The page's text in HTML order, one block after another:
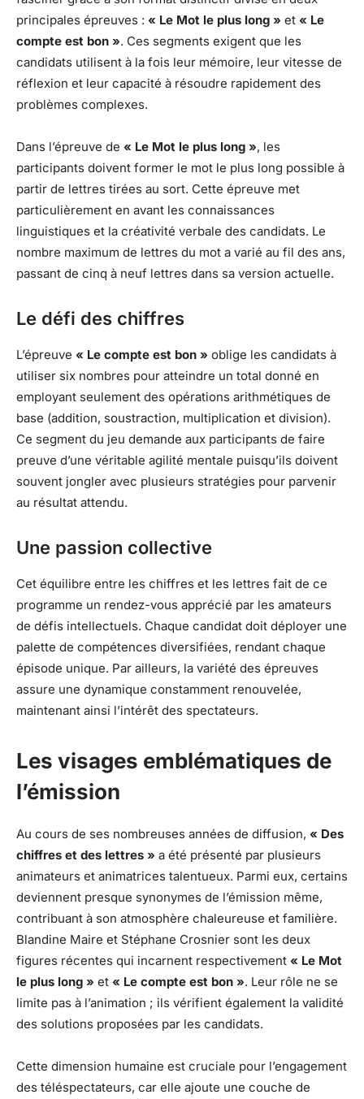
principales épreuves : « Le Mot le plus long » et « Le
compte est bon ». Ces segments exigent que les
candidats utilisent à la fois leur mémoire, leur vitesse de
réflexion et leur capacité à résoudre rapidement des
problèmes complexes.
Dans l’épreuve de « Le Mot le plus long », les
participants doivent former le mot le plus long possible à
partir de lettres tirées au sort. Cette épreuve met
particulièrement en avant les connaissances
linguistiques et la créativité verbale des candidats. Le
nombre maximum de lettres du mot a varié au fil des ans,
passant de cinq à neuf lettres dans sa version actuelle.
Le défi des chiffres
L’épreuve « Le compte est bon » oblige les candidats à
utiliser six nombres pour atteindre un total donné en
employant seulement des opérations arithmétiques de
base (addition, soustraction, multiplication et division).
Ce segment du jeu demande aux participants de faire
preuve d’une véritable agilité mentale puisqu’ils doivent
souvent jongler avec plusieurs stratégies pour parvenir
au résultat attendu.
Une passion collective
Cet équilibre entre les chiffres et les lettres fait de ce
programme un rendez-vous apprécié par les amateurs
de défis intellectuels. Chaque candidat doit déployer une
palette de compétences diversifiées, rendant chaque
épisode unique. Par ailleurs, la variété des épreuves
assure une dynamique constamment renouvelée,
maintenant ainsi l’intérêt des spectateurs.
Les visages emblématiques de
l’émission
Au cours de ses nombreuses années de diffusion, « Des
chiffres et des lettres » a été présenté par plusieurs
animateurs et animatrices talentueux. Parmi eux, certains
deviennent presque synonymes de l’émission même,
contribuant à son atmosphère chaleureuse et familière.
Blandine Maire et Stéphane Crosnier sont les deux
figures récentes qui incarnent respectivement « Le Mot
le plus long » et « Le compte est bon ». Leur rôle ne se
limite pas à l’animation ; ils vérifient également la validité
des solutions proposées par les candidats.
Cette dimension humaine est cruciale pour l’engagement
des téléspectateurs, car elle ajoute une couche de